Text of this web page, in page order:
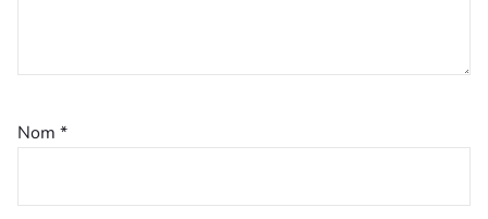
Nom *